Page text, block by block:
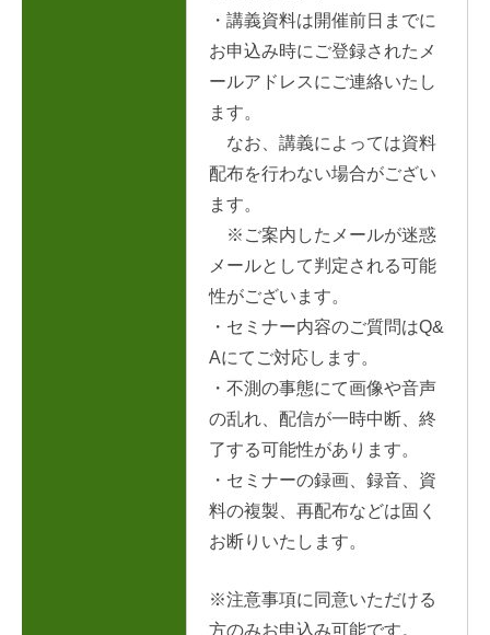
・講義資料は開催前日までに
お申込み時にご登録されたメ
ールアドレスにご連絡いたし
ます。
なお、講義によっては資料
配布を行わない場合がござい
ます。
※ご案内したメールが迷惑
メールとして判定される可能
性がございます。
・セミナー内容のご質問はQ&
Aにてご対応します。
・不測の事態にて画像や音声
の乱れ、配信が一時中断、終
了する可能性があります。
・セミナーの録画、録音、資
料の複製、再配布などは固く
お断りいたします。
※注意事項に同意いただける
方のみお申込み可能です。